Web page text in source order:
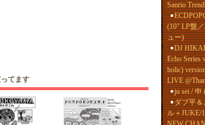
てます
Sanrio
(10" LP盤
ュー)
DJ
Echo Series
holic)
LIVE
ju sei /
ダブ平＆
ル＋JUKE/